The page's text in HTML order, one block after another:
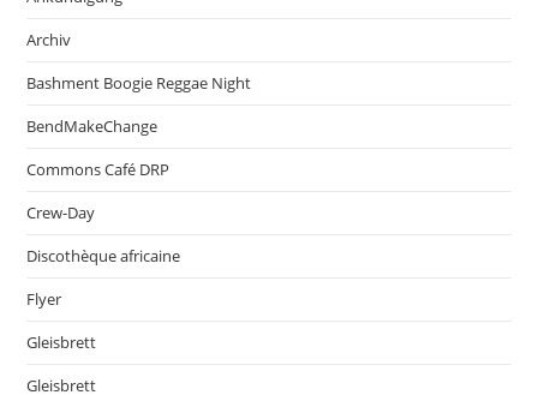
Archiv
Bashment Boogie Reggae Night
BendMakeChange
Commons Café DRP
Crew-Day
Discothèque africaine
Flyer
Gleisbrett
Gleisbrett